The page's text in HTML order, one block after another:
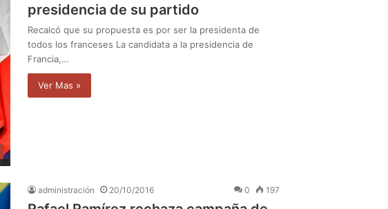
presidencia de su partido
Recalcó que su propuesta es por ser la presidenta de
todos los franceses La candidata a la presidencia de
Francia,…
Ver Mas »
administración 20/10/2016 0 197